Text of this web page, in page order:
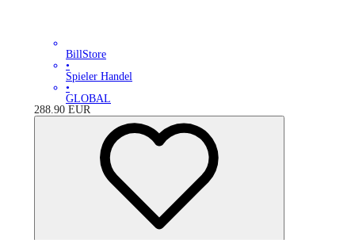
BillStore
•
Spieler Handel
•
GLOBAL
288.90 EUR